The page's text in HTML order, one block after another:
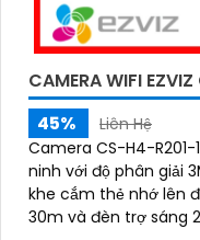
CAMERA WIFI
45%
Liên Hệ
Camera CS-H4-R201-
ninh với độ phân giải
khe cắm thẻ nhớ lên
30m và đèn trợ sáng